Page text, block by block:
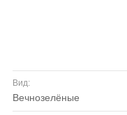
Вид:
вечнозелёные